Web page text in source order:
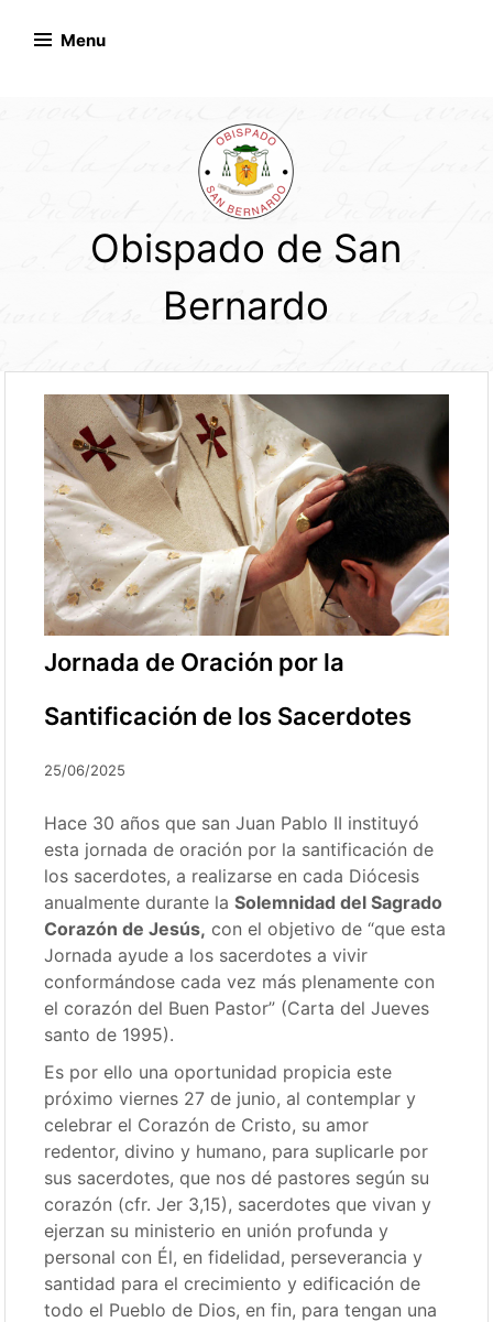
Menu
Obispado de San
Bernardo
Jornada de Oración por la
Santificación de los Sacerdotes
25/06/2025
Hace 30 años que san Juan Pablo II instituyó
esta jornada de oración por la santificación de
los sacerdotes, a realizarse en cada Diócesis
anualmente durante laSolemnidad del Sagrado
Corazón de Jesús, con el objetivo de “que esta
Jornada ayude a los sacerdotes a vivir
conformándose cada vez más plenamente con
el corazón del Buen Pastor” (Carta del Jueves
santo de 1995).
Es por ello una oportunidad propicia este
próximo viernes 27 de junio, al contemplar y
celebrar el Corazón de Cristo, su amor
redentor, divino y humano, para suplicarle por
sus sacerdotes, que nos dé pastores según su
corazón (cfr. Jer 3,15), sacerdotes que vivan y
ejerzan su ministerio en unión profunda y
personal con Él, en fidelidad, perseverancia y
santidad para el crecimiento y edificación de
todo el Pueblo de Dios, en fin, para tengan una